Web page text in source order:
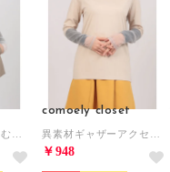
comoely closet
￥948